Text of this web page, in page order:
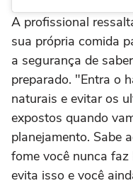
A profissional
sua própria comida
a segurança de
preparado. "Entra o
naturais e evitar os
expostos quando
planejamento. Sabe
fome você nunca
evita isso e você